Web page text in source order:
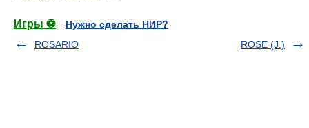
Игры ⚽
Нужно сделать НИР?
ROSARIO
ROSE (J.)